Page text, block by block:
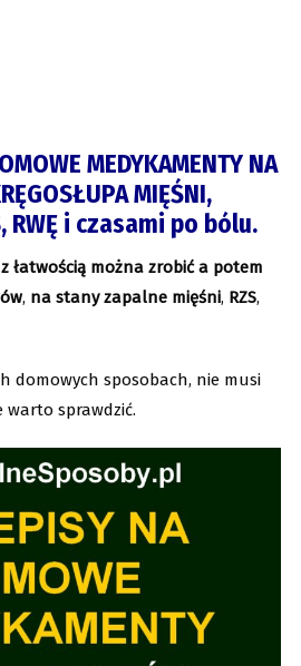
MEDYKAMENTY NA
MIĘŚNI,
RWĘ i czasami po bólu.
z łatwością można zrobić a potem
, na stany zapalne mięśni, RZS,
domowych sposobach, nie musi
warto sprawdzić.